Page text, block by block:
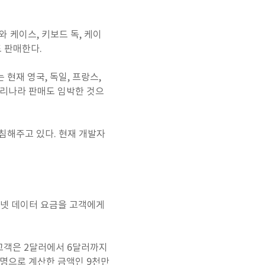
케이스, 키보드 독, 케이
판매한다.
현재 영국, 독일, 프랑스,
나라 판매도 임박한 것으
해주고 있다. 현재 개발자
데이터 요금을 고객에게
은 2달러에서 6달러까지
으로 계산한 금액인 9천만